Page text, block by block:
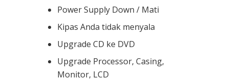
Power Supply Down / Mati
Kipas Anda tidak menyala
Upgrade CD ke DVD
Upgrade Processor, Casing,
Monitor, LCD